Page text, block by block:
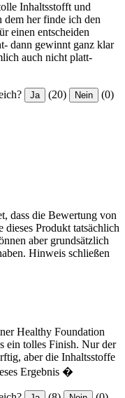
Inhaltsstofft und
dem her finde ich den
einen entscheiden
dann gewinnt ganz klar
auch nicht platt-
Ja (20) Nein (0)
dass die Bewertung von
dieses Produkt tatsächlich
aber grundsätzlich
Hinweis schließen
Healthy Foundation
ein tolles Finish. Nur der
aber die Inhaltsstoffe
Ergebnis �